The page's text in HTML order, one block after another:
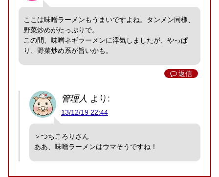
ここは味噌ラーメンもうまいですよね。タンメン同様、
野菜炒めがたっぷりで。
この間、味噌ネギラーメンに浮気しましたが、やっぱ
り、野菜炒め系が旨いかも。
返信
管理人 より:
13/12/19 22:44
＞つちころりさん
ああ、味噌ラーメンはウマそうですね！